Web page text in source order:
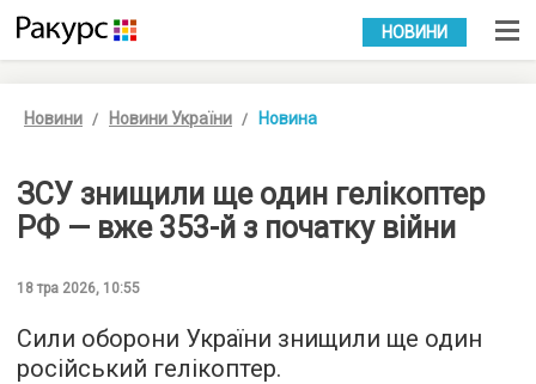
УКР РУС
НОВИНИ
Новини Новини України Новина
ЗСУ знищили ще один гелікоптер
РФ — вже 353-й з початку війни
18 тра 2026, 10:55
Сили оборони України знищили ще один
російський гелікоптер.